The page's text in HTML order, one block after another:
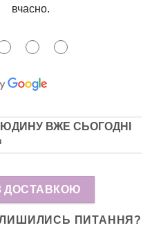
вчасно.
● ●
ВЖЕ СЬОГОДНІ
ДОСТАВКОЮ
ПИТАННЯ?